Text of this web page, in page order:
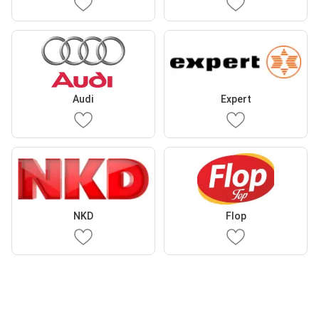
Audi Expert
NKD Flop